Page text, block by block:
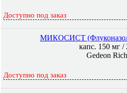
Доступно под заказ
МИКОСИСТ
капс. 150 мг /
Gedeon
Доступно под заказ